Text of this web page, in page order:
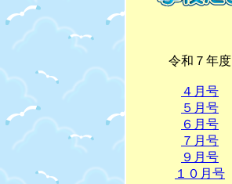
令和７年度
４月号
５月号
６月号
７月号
９月号
１０月号